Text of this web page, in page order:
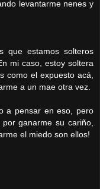
levantarme nenes y
que estamos solteros
mi caso, estoy soltera
como el expuesto acá,
a un mae otra vez.
a pensar en eso, pero
ganarme su cariño,
el miedo son ellos!